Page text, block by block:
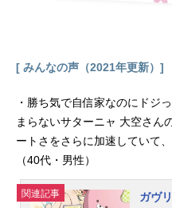
多田
杏：
詩織
[ みんなの声（2021年更新）]
・勝ち気で自信家なのにドジ
まらないサターニャ 大空さん
ートさをさらに加速していて
（40代・男性）
関連記事
ガヴ